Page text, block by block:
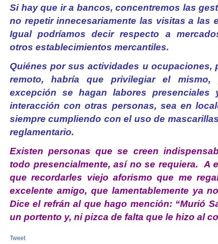
Si hay que ir a bancos, concentremos las
no repetir innecesariamente las visitas a las
Igual podríamos decir respecto a
otros establecimientos mercantiles.
Quiénes por sus actividades u ocupaciones,
remoto, habría que privilegiar el
excepción se hagan labores presenciales
interacción con otras personas, sea en
siempre cumpliendo con el uso de
reglamentario.
Existen personas que se creen
todo presencialmente, así no se requiera. A
que recordarles viejo aforismo que me
excelente amigo, que lamentablemente ya
Dice el refrán al que hago mención: “Murió
un portento y, ni pizca de falta que le hizo al
Tweet